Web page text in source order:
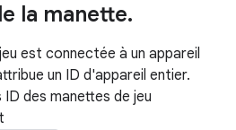
la manette.
est connectée à un appareil
un ID d'appareil entier.
des manettes de jeu